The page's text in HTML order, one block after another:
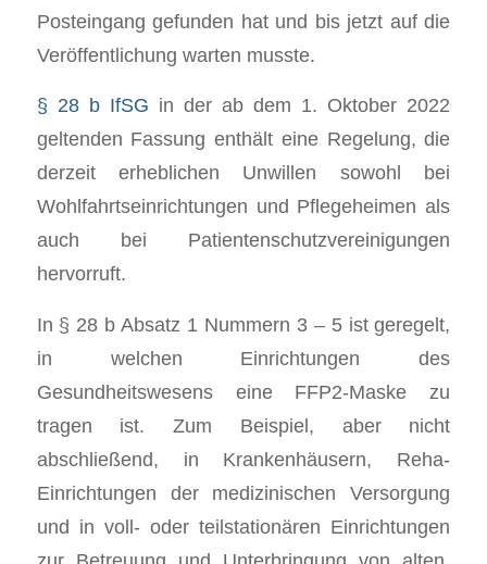
Posteingang gefunden hat und bis jetzt auf die
Veröffentlichung warten musste.
§ 28 b IfSG in der ab dem 1. Oktober 2022
geltenden Fassung enthält eine Regelung, die
derzeit erheblichen Unwillen sowohl bei
Wohlfahrtseinrichtungen und Pflegeheimen als
auch bei Patientenschutzvereinigungen
hervorruft.
In § 28 b Absatz 1 Nummern 3 – 5 ist geregelt,
in welchen Einrichtungen des
Gesundheitswesens eine FFP2-Maske zu
tragen ist. Zum Beispiel, aber nicht
abschließend, in Krankenhäusern, Reha-
Einrichtungen der medizinischen Versorgung
und in voll- oder teilstationären Einrichtungen